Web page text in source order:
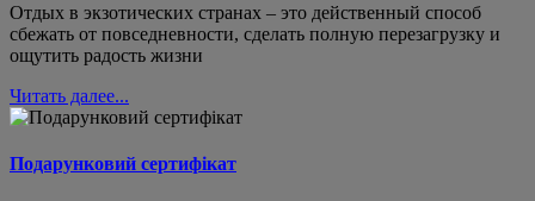
Отдых в экзотических странах – это действенный способ
сбежать от повседневности, сделать полную перезагрузку и
ощутить радость жизни
Читать далее...
Подарунковий сертифікат